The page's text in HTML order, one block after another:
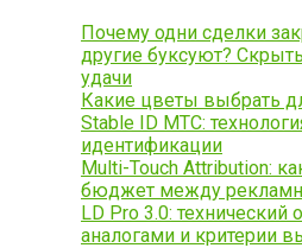
Почему одни сделки
другие буксуют?
удачи
Какие цветы выбрать
Stable ID МТС:
идентификации
Multi-Touch Attribution:
бюджет между
LD Pro 3.0: технический
аналогами и критерии